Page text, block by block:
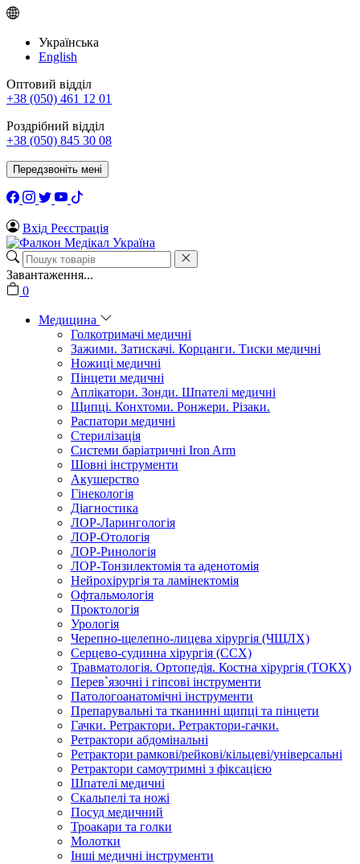
Українська
English
Оптовий відділ
+38 (050) 461 12 01
Роздрібний відділ
+38 (050) 845 30 08
Передзвоніть мені
Вхід Реєстрація
Завантаження...
0
Медицина
Голкотримачі медичні
Зажими. Затискачі. Корцанги. Тиски медичні
Ножиці медичні
Пінцети медичні
Аплікатори. Зонди. Шпателі медичні
Щипці. Конхтоми. Ронжери. Різаки.
Распатори медичні
Стерилізація
Системи баріатричні Iron Arm
Шовні інструменти
Акушерство
Гінекологія
Діагностика
ЛОР-Ларингологія
ЛОР-Отологія
ЛОР-Ринологія
ЛОР-Тонзилектомія та аденотомія
Нейрохірургія та ламінектомія
Офтальмологія
Проктологія
Урологія
Черепно-щелепно-лицева хірургія (ЧЩЛХ)
Серцево-судинна хірургія (ССХ)
Травматологія. Ортопедія. Костна хірургія (ТОКХ)
Перев`язочні і гіпсові інструменти
Патологоанатомічні інструменти
Препарувальні та тканинні щипці та пінцети
Гачки. Ретрактори. Ретрактори-гачки.
Ретрактори абдомінальні
Ретрактори рамкові/рейкові/кільцеві/універсальні
Ретрактори самоутримні з фіксацією
Шпателі медичні
Скальпелі та ножі
Посуд медичний
Троакари та голки
Молотки
Інші медичні інструменти